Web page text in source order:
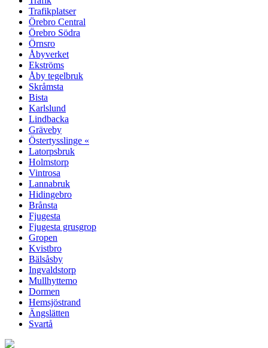
Trafikplatser
Örebro Central
Örebro Södra
Örnsro
Åbyverket
Ekströms
Åby tegelbruk
Skråmsta
Bista
Karlslund
Lindbacka
Gräveby
Östertysslinge «
Latorpsbruk
Holmstorp
Vintrosa
Lannabruk
Hidingebro
Brånsta
Fjugesta
Fjugesta grusgrop
Gropen
Kvistbro
Bälsåsby
Ingvaldstorp
Mullhyttemo
Dormen
Hemsjöstrand
Ängslätten
Svartå